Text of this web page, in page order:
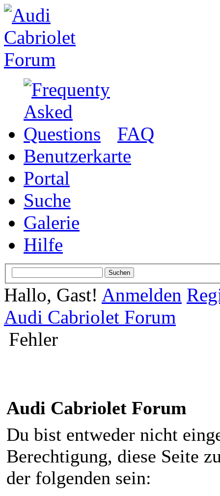
FAQ
Benutzerkarte
Portal
Suche
Galerie
Hilfe
Hallo, Gast! Anmelden
Audi Cabriolet Forum
Fehler
Audi Cabriolet Forum
Du bist entweder nicht
Berechtigung, diese Seite
der folgenden sein: